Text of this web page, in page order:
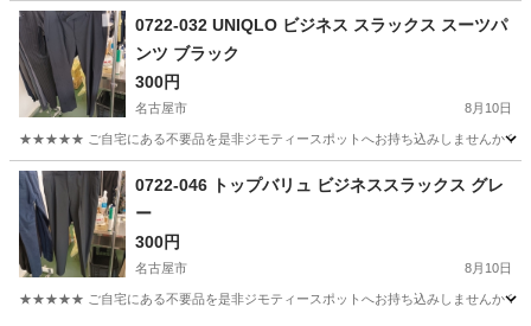
愛知 名古屋市 0722-032 UNIQLO ビジネス スラックス スーツパ
ンツ ブラック
300円
名古屋市 8月10日
★★★★★ ご自宅にある不要品を是非ジモティースポットへお持ち込みしませんか？
愛知 名古屋市 UNIQLO
0722-046 トップバリュ ビジネススラックス グレ
ー
300円
名古屋市 8月10日
★★★★★ ご自宅にある不要品を是非ジモティースポットへお持ち込みしませんか？